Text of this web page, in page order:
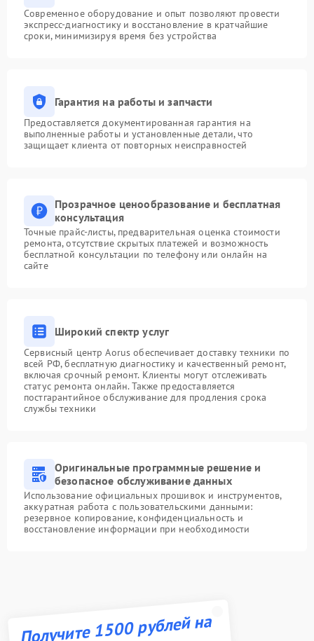
Современное оборудование и опыт позволяют провести
экспресс-диагностику и восстановление в кратчайшие
сроки, минимизируя время без устройства
Гарантия на работы и запчасти
Предоставляется документированная гарантия на
выполненные работы и установленные детали, что
защищает клиента от повторных неисправностей
Прозрачное ценообразование и бесплатная
консультация
Точные прайс-листы, предварительная оценка стоимости
ремонта, отсутствие скрытых платежей и возможность
бесплатной консультации по телефону или онлайн на
сайте
Широкий спектр услуг
Сервисный центр Aorus обеспечивает доставку техники по
всей РФ, бесплатную диагностику и качественный ремонт,
включая срочный ремонт. Клиенты могут отслеживать
статус ремонта онлайн. Также предоставляется
постгарантийное обслуживание для продления срока
службы техники
Оригинальные программные решение и
безопасное обслуживание данных
Использование официальных прошивок и инструментов,
аккуратная работа с пользовательскими данными:
резервное копирование, конфиденциальность и
восстановление информации при необходимости
Получите 1500 рублей на